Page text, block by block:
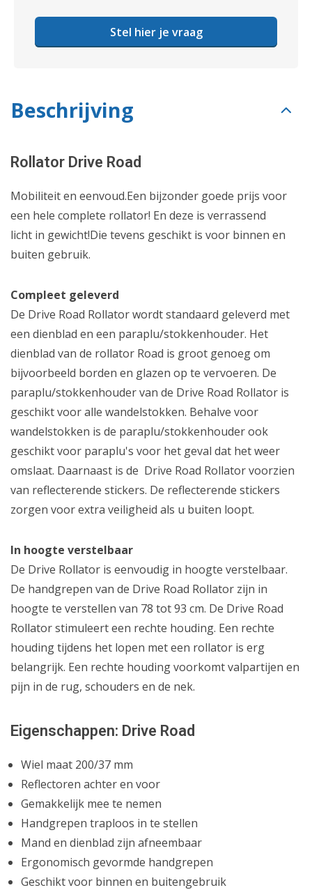
Stel hier je vraag
Beschrijving
Rollator Drive Road
Mobiliteit en eenvoud.Een bijzonder goede prijs voor
een hele complete rollator! En deze is verrassend
licht in gewicht!Die tevens geschikt is voor binnen en
buiten gebruik.
Compleet geleverd
De Drive Road Rollator wordt standaard geleverd met
een dienblad en een paraplu/stokkenhouder. Het
dienblad van de rollator Road is groot genoeg om
bijvoorbeeld borden en glazen op te vervoeren. De
paraplu/stokkenhouder van de Drive Road Rollator is
geschikt voor alle wandelstokken. Behalve voor
wandelstokken is de paraplu/stokkenhouder ook
geschikt voor paraplu's voor het geval dat het weer
omslaat. Daarnaast is de Drive Road Rollator voorzien
van reflecterende stickers. De reflecterende stickers
zorgen voor extra veiligheid als u buiten loopt.
In hoogte verstelbaar
De Drive Rollator is eenvoudig in hoogte verstelbaar.
De handgrepen van de Drive Road Rollator zijn in
hoogte te verstellen van 78 tot 93 cm. De Drive Road
Rollator stimuleert een rechte houding. Een rechte
houding tijdens het lopen met een rollator is erg
belangrijk. Een rechte houding voorkomt valpartijen en
pijn in de rug, schouders en de nek.
Eigenschappen: Drive Road
Wiel maat 200/37 mm
Reflectoren achter en voor
Gemakkelijk mee te nemen
Handgrepen traploos in te stellen
Mand en dienblad zijn afneembaar
Ergonomisch gevormde handgrepen
Geschikt voor binnen en buitengebruik